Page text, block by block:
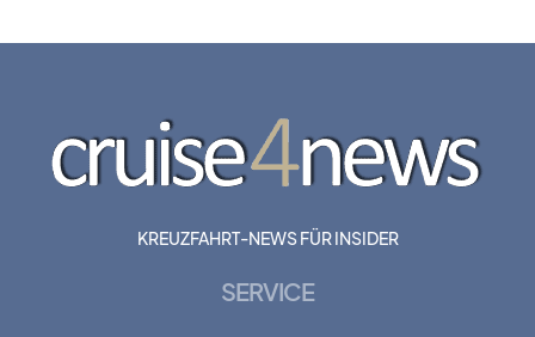
KREUZFAHRT-NEWS FÜR INSIDER
SERVICE